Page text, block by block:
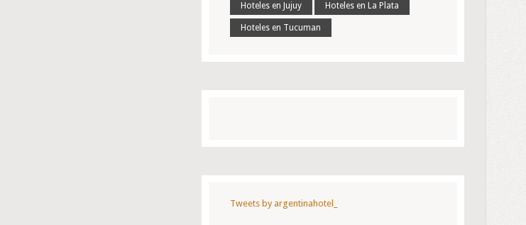
Hoteles en Jujuy Hoteles en La Plata
Hoteles en Tucuman
Tweets by argentinahotel_